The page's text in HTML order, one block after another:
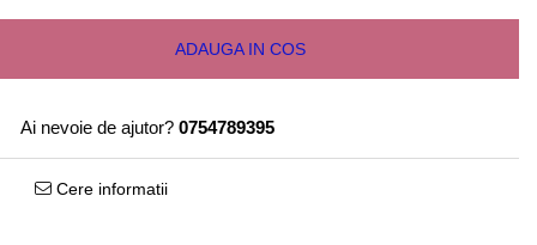
ADAUGA IN COS
Ai nevoie de ajutor? 0754789395
Cere informatii